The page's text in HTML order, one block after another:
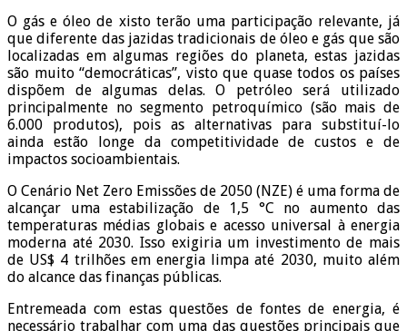
O gás e óleo de xisto terão uma participação relevante, já
que diferente das jazidas tradicionais de óleo e gás que são
localizadas em algumas regiões do planeta, estas jazidas
são muito “democráticas”, visto que quase todos os países
dispõem de algumas delas. O petróleo será utilizado
principalmente no segmento petroquímico (são mais de
6.000 produtos), pois as alternativas para substituí-lo
ainda estão longe da competitividade de custos e de
impactos socioambientais.
O Cenário Net Zero Emissões de 2050 (NZE) é uma forma de
alcançar uma estabilização de 1,5 °C no aumento das
temperaturas médias globais e acesso universal à energia
moderna até 2030. Isso exigiria um investimento de mais
de US$ 4 trilhões em energia limpa até 2030, muito além
do alcance das finanças públicas.
Entremeada com estas questões de fontes de energia, é
necessário trabalhar com uma das questões principais que